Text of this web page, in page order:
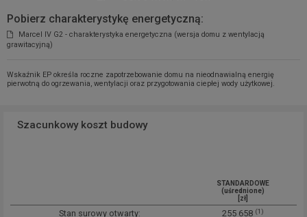
Pobierz charakterystykę energetyczną:
Marcel IV G2 - charakterystyka energetyczna (wersja domu z wentylacją
grawitacyjną)
Wskaźnik EP określa roczne zapotrzebowanie domu na nieodnawialną energię
pierwotną do ogrzewania, wentylacji oraz przygotowania ciepłej wody użytkowej.
Szacunkowy koszt budowy
STANDARDOWE
(uśrednione)
[zł]
Stan surowy otwarty: 255 658 (1)